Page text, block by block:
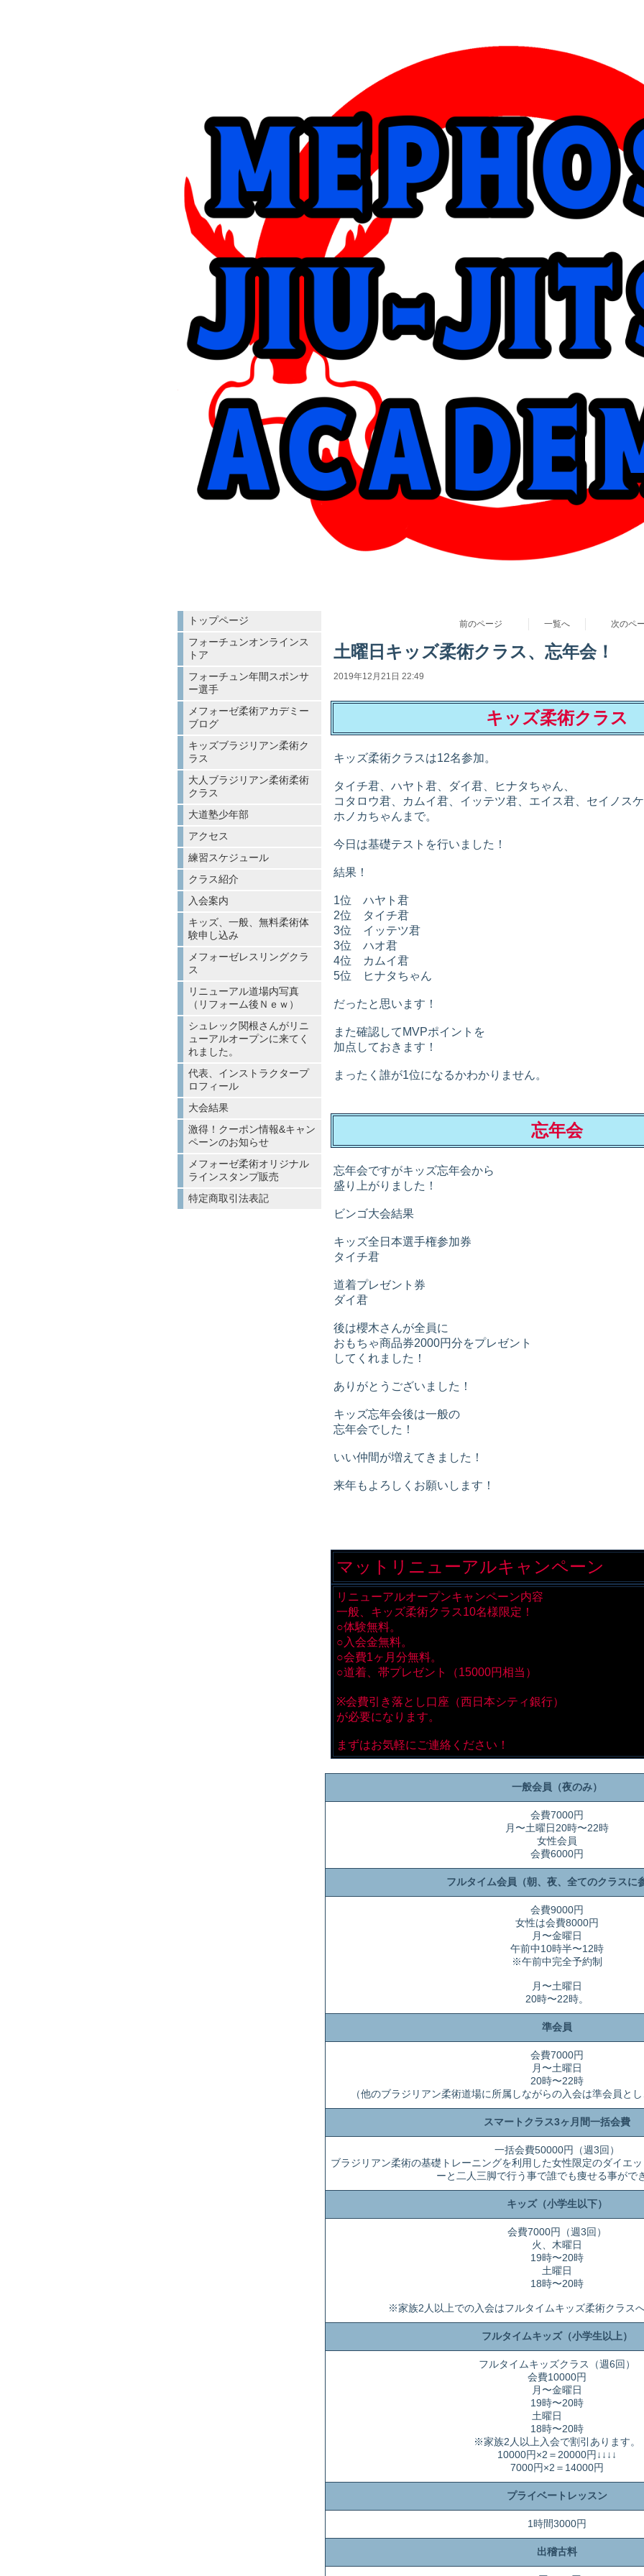
前のページ 一覧へ 次のペ
土曜日キッズ柔術クラス、忘年会！
2019年12月21日 22:49
キッズ柔術クラス
キッズ柔術クラスは12名参加。
タイチ君、ハヤト君、ダイ君、ヒナタちゃん、
コタロウ君、カムイ君、イッテツ君、エイス君、セイノス
ホノカちゃんまで。
今日は基礎テストを行いました！
結果！
1位 ハヤト君
2位 タイチ君
3位 イッテツ君
3位 ハオ君
4位 カムイ君
5位 ヒナタちゃん
だったと思います！
また確認してMVPポイントを
加点しておきます！
まったく誰が1位になるかわかりません。
忘年会
忘年会ですがキッズ忘年会から
盛り上がりました！
ビンゴ大会結果
キッズ全日本選手権参加券
タイチ君
道着プレゼント券
ダイ君
後は櫻木さんが全員に
おもちゃ商品券2000円分をプレゼント
してくれました！
ありがとうございました！
キッズ忘年会後は一般の
忘年会でした！
いい仲間が増えてきました！
来年もよろしくお願いします！
マットリニューアルキャンペーン
リニューアルオープンキャンペーン内容
一般、キッズ柔術クラス10名様限定！
○体験無料。
○入会金無料。
○会費1ヶ月分無料。
○道着、帯プレゼント（15000円相当）
※会費引き落とし口座（西日本シティ銀行）
が必要になります。
まずはお気軽にご連絡ください！
一般会員（夜のみ）
会費7000円
月〜土曜日20時〜22時
女性会員
会費6000円
フルタイム会員（朝、夜、全てのクラスに
会費9000円
女性は会費8000円
月〜金曜日
午前中10時半〜12時
※午前中完全予約制
月〜土曜日
20時〜22時。
準会員
会費7000円
月〜土曜日
20時〜22時
（他のブラジリアン柔術道場に所属しながらの入会は準会員と
スマートクラス3ヶ月間一括会費
一括会費50000円（週3回）
ブラジリアン柔術の基礎トレーニングを利用した女性限定のダイエ
ーと二人三脚で行う事で誰でも痩せる事がで
キッズ（小学生以下）
会費7000円（週3回）
火、木曜日
19時〜20時
土曜日
18時〜20時
※家族2人以上での入会はフルタイムキッズ柔術クラス
フルタイムキッズ（小学生以上）
フルタイムキッズクラス（週6回）
会費10000円
月〜金曜日
19時〜20時
土曜日
18時〜20時
※家族2人以上入会で割引あります。
10000円×2＝20000円↓↓↓↓
7000円×2＝14000円
プライベートレッスン
1時間3000円
出稽古料
トップページ
フォーチュンオンラインス
トア
フォーチュン年間スポンサ
ー選手
メフォーゼ柔術アカデミー
ブログ
キッズブラジリアン柔術ク
ラス
大人ブラジリアン柔術柔術
クラス
大道塾少年部
アクセス
練習スケジュール
クラス紹介
入会案内
キッズ、一般、無料柔術体
験申し込み
メフォーゼレスリングクラ
ス
リニューアル道場内写真
（リフォーム後Ｎｅｗ）
シュレック関根さんがリニ
ューアルオープンに来てく
れました。
代表、インストラクタープ
ロフィール
大会結果
激得！クーポン情報&キャン
ペーンのお知らせ
メフォーゼ柔術オリジナル
ラインスタンプ販売
特定商取引法表記